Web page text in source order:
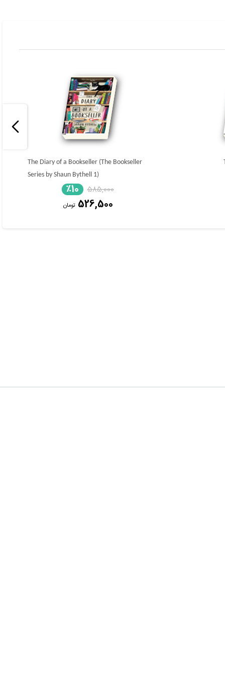
The Diary of a Bookseller (The Bookseller
Series by Shaun Bythell 1)
585,000
٪10
526,500 تومان